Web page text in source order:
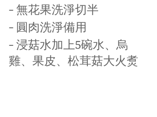
- 無花果洗淨切半
- 圓肉洗淨備用
- 浸菇水加上5碗水、烏
雞、果皮、松茸菇大火煑